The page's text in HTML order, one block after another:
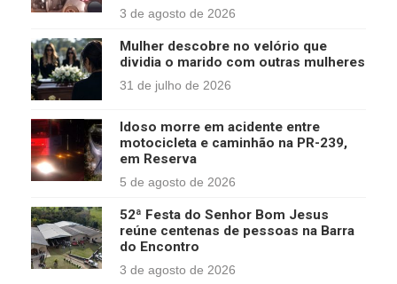
3 de agosto de 2026
Mulher descobre no velório que
dividia o marido com outras mulheres
31 de julho de 2026
Idoso morre em acidente entre
motocicleta e caminhão na PR-239,
em Reserva
5 de agosto de 2026
52ª Festa do Senhor Bom Jesus
reúne centenas de pessoas na Barra
do Encontro
3 de agosto de 2026